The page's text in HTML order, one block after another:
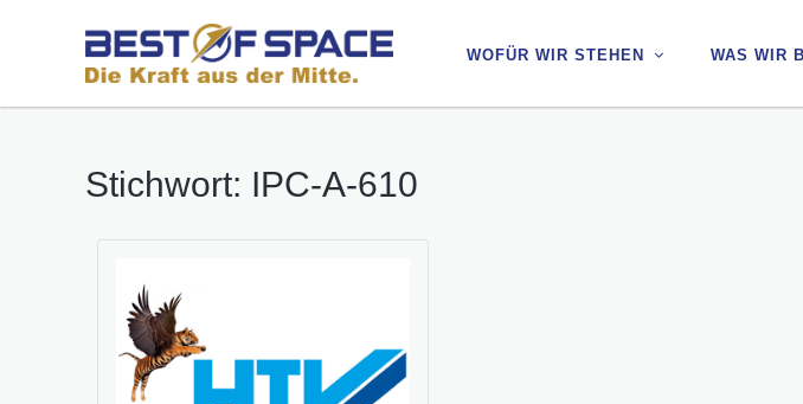
WOFÜR WIR STEHEN WAS WIR
WOFÜR WIR STEHEN WAS WIR
Stichwort: IPC-A-610